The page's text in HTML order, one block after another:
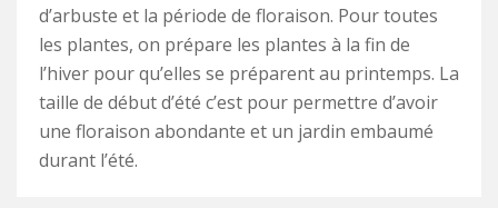
d’arbuste et la période de floraison. Pour toutes
les plantes, on prépare les plantes à la fin de
l’hiver pour qu’elles se préparent au printemps. La
taille de début d’été c’est pour permettre d’avoir
une floraison abondante et un jardin embaumé
durant l’été.